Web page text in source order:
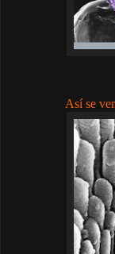
Así se